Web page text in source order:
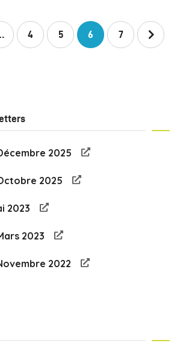
4 5 6 7
2025
2025
2023
2023
2022